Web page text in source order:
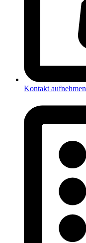
Kontakt aufnehmen